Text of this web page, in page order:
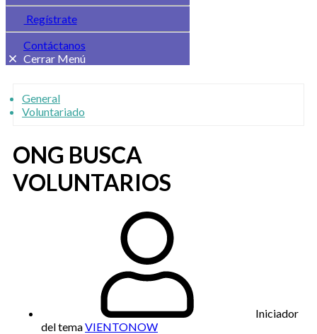
Regístrate
Contáctanos
Cerrar Menú
General
Voluntariado
ONG BUSCA
VOLUNTARIOS
Iniciador
del temaVIENTONOW